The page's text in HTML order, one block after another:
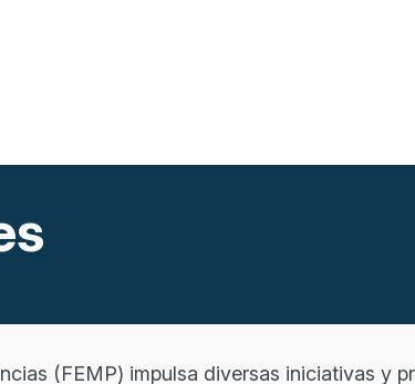
(FEMP) impulsa diversas iniciativas y